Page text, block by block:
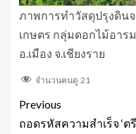
ภาพการทำวัสดุปรุงดิน
เกษตร กลุ่มดอกไม้อา
อ.เมือง จ.เชียงราย
จำนวนคนดู 21
Previous
ถอดรหัสความสำเร็จ ‘ต